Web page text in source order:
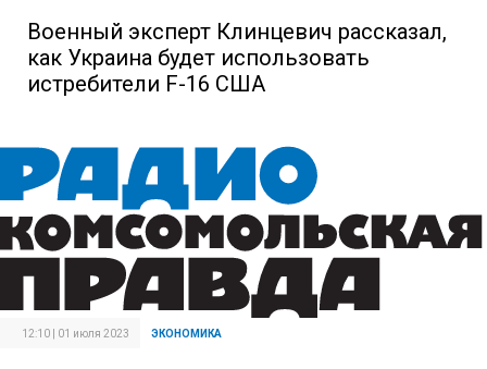
Военный эксперт Клинцевич рассказал,
как Украина будет использовать
истребители F-16 США
12:10 | 01 июля 2023 ЭКОНОМИКА